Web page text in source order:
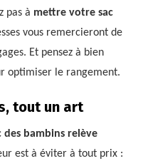
pas à mettre votre sac
vous remercieront de
Et pensez à bien
optimiser le rangement.
tout un art
des bambins relève
est à éviter à tout prix :